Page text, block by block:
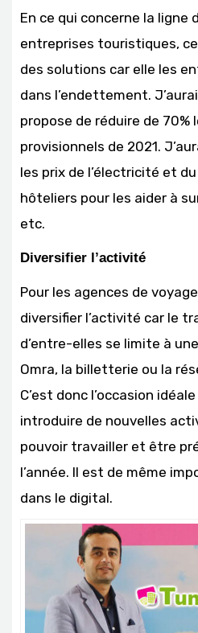
En ce qui concerne la ligne
entreprises touristiques, ce
des solutions car elle les
dans l’endettement.
propose de réduire de 70%
provisionnels de 2021.
les prix de l’électricité et
hôteliers pour les aider à
etc.
Diversifier l’activité
Pour les agences de
diversifier l’activité car le
d’entre-elles se limite à
Omra, la billetterie ou la
C’est donc l’occasion
introduire de nouvelles
pouvoir travailler et être
l’année. Il est de même
dans le digital.